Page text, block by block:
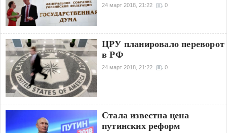
24 март 2018, 21:22 0
ЦРУ планировало переворот
в РФ
24 март 2018, 21:22 0
Стала известна цена
путинских реформ